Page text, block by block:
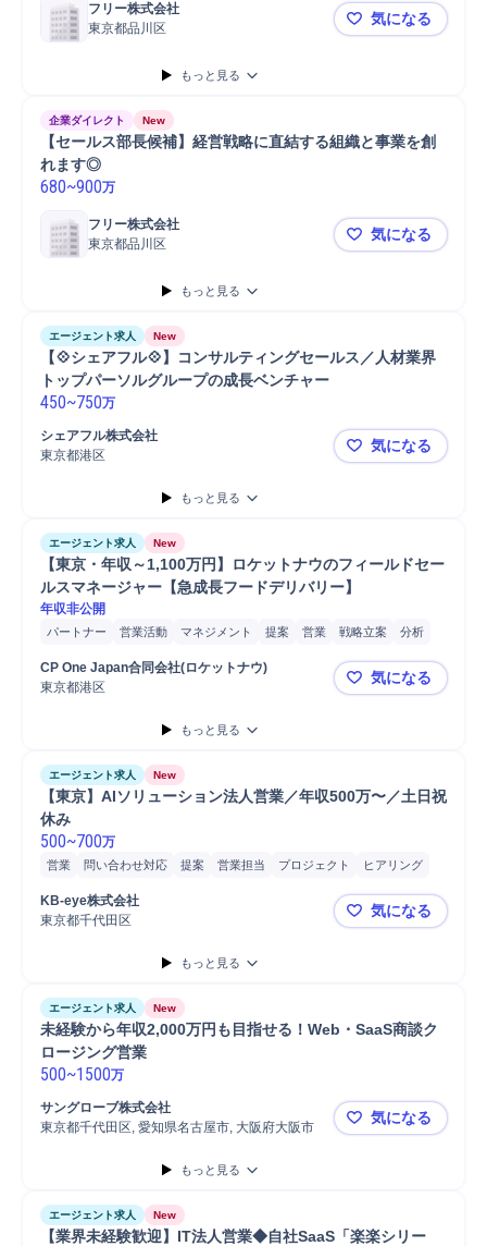
フリー株式会社
東京都品川区
【セールス
気になる
もっと見る
企業ダイレクト New
【セールス部長候補】経営戦略に直結する組織と事業を創
れます◎
680~900万
フリー株式会社
東京都品川区
【セールス
気になる
もっと見る
エージェント求人 New
【💠シェアフル💠】コンサルティングセールス／人材業界
トップパーソルグループの成長ベンチャー
450~750万
シェアフル株式会社
東京都港区
【💠シェア
気になる
もっと見る
エージェント求人 New
【東京・年収～1,100万円】ロケットナウのフィールドセー
ルスマネージャー【急成長フードデリバリー】
年収非公開
パートナー 営業活動 マネジメント 提案 営業 戦略立案
分析
法人営業 開拓候補リストアップ
新規案件開拓
CP One Japan合同会社(ロケットナウ)
東京都港区
【東京・年
気になる
もっと見る
エージェント求人 New
【東京】AIソリューション法人営業／年収500万〜／土日祝
500~700万
営業 問い合わせ対応 提案 営業担当 プロジェクト
ヒアリング
KPI設定
発注
戦略提案 リード獲得
広報
KB-eye株式会社
東京都千代田区
【東京】AI
気になる
もっと見る
エージェント求人 New
未経験から年収2,000万円も目指せる！Web・SaaS商談ク
ロージング営業
500~1500万
サングローブ株式会社
東京都千代田区, 愛知県名古屋市, 大阪府大阪市
未経験から
気になる
もっと見る
エージェント求人 New
【業界未経験歓迎】IT法人営業◆自社SaaS「楽楽シリー